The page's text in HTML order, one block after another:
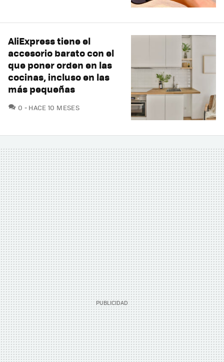
AliExpress tiene el
accesorio barato con el
que poner orden en las
cocinas, incluso en las
más pequeñas
0 COMENTARIOS
HACE 10 MESES